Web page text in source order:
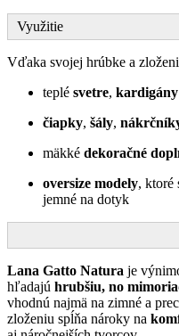
Využitie
Vďaka svojej hrúbke a
teplé svetre, kardigány
čiapky, šály,
mäkké dekoračné
oversize modely, ktoré
jemné na dotyk
Lana Gatto Natura je
hľadajú hrubšiu, no
vhodnú najmä na zimné a
zloženiu spĺňa nároky na